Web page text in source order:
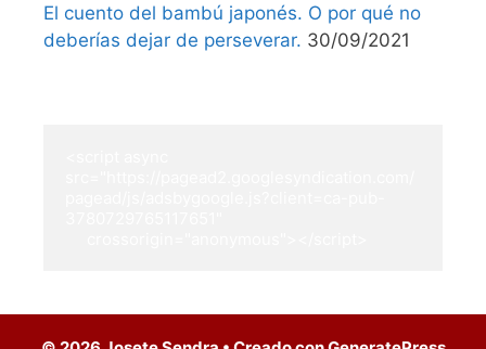
El cuento del bambú japonés. O por qué no
deberías dejar de perseverar. 30/09/2021